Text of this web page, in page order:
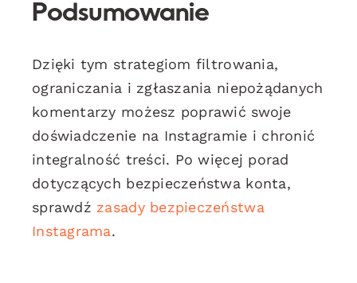
Podsumowanie
Dzięki tym strategiom filtrowania,
ograniczania i zgłaszania niepożądanych
komentarzy możesz poprawić swoje
doświadczenie na Instagramie i chronić
integralność treści. Po więcej porad
dotyczących bezpieczeństwa konta,
sprawdź zasady bezpieczeństwa
Instagrama.